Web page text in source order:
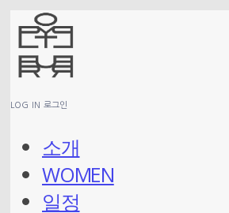
LOG IN 로그인
소개
WOMEN
일정